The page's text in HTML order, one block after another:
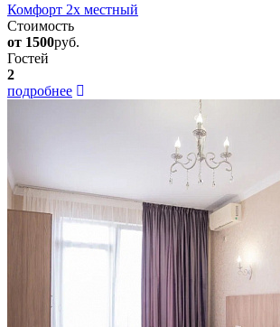
Комфорт 2х местный
Стоимость
от 1500руб.
Гостей
2
подробнее